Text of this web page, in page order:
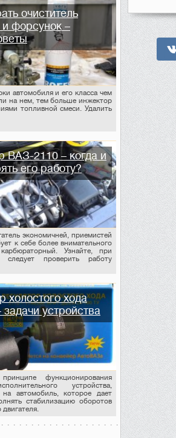
очиститель
форсунок –
автомобиля и его класса чем
на нем, тем больше инжектор
топливной смеси. Удалить
ВАЗ-2110 – когда и
его работу?
экономичней, приемистей
к себе более внимательного
Узнайте, при
следует проверить работу
холостого хода
устройства
функционирования
устройства,
на автомобиль, которое дает
стабилизацию оборотов
двигателя.